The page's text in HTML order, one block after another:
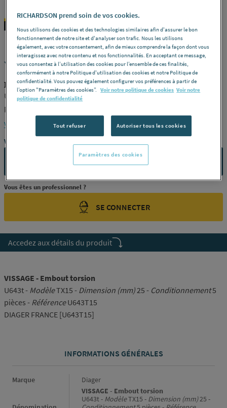
VISSAGE - Embout torsion
DIAGER U643T15
U643t -ModèleTX15 -Dimension (mm)25 -Conditionnement
pièces -
Voir la description complète
Vous avez un projet ?
CONTACTEZ-NOUS
Vous êtes un professionnel ?
SE CONNECTER
Accedez aux détails du produit
VISSAGE - Embout torsion
U643t - ModèleTX15 - Dimension (mm)25 - Conditionnement5
pièces - RéférenceU643T15
DIAGER FRANCE [U643T15]
INFORMATIONS GÉNÉRALES
Informations générales
Marque Diager
VISSAGE - Embout torsion
U643t - ModèleTX15 - Dimension (mm)25 -
RICHARDSON prend soin de vos cookies.
Nous utilisons des cookies et des technologies similaires afin d'assurer le bon
fonctionnement de notre site et d'analyser son trafic. Nous les utilisons
également, avec votre consentement, afin de mieux comprendre la façon dont vous
interagissez avec notre contenu et nos fonctionnalités. En acceptant ce message,
vous consentez à l’utilisation des cookies pour l’ensemble de ces finalités,
conformément à notre Politique d'utilisation des cookies et notre Politique de
confidentialité. Vous pouvez également configurer vos préférences à partir de
l’option "Paramètres des cookies”. Voir notre politique de cookies Voir notre
politique de confidentialité
Tout refuser Autoriser tous les cookies
Paramètres des cookies